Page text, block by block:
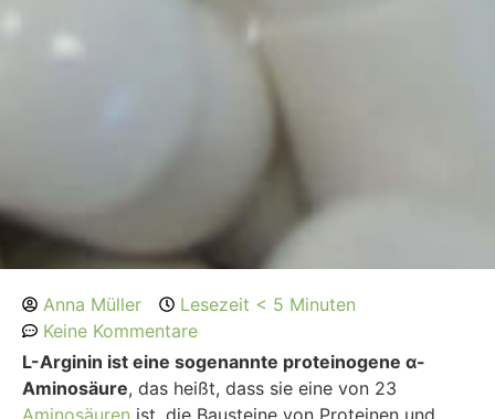
Anna Müller
Lesezeit < 5 Minuten
Keine Kommentare
L-Arginin ist eine sogenannte proteinogene α-
Aminosäure, das heißt, dass sie eine von 23
Aminosäuren ist, die Bausteine von Proteinen und